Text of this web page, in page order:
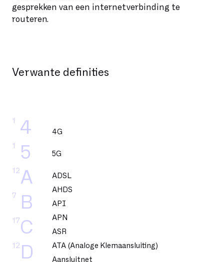
4
1
5
1
A
12
B
7
C
17
D
12
4G
5G
ADSL
AHDS
API
APN
ASR
ATA (Analoge Klemaansluiting)
Aansluitnet
gesprekken van een internetverbinding te
routeren.
Verwante definities